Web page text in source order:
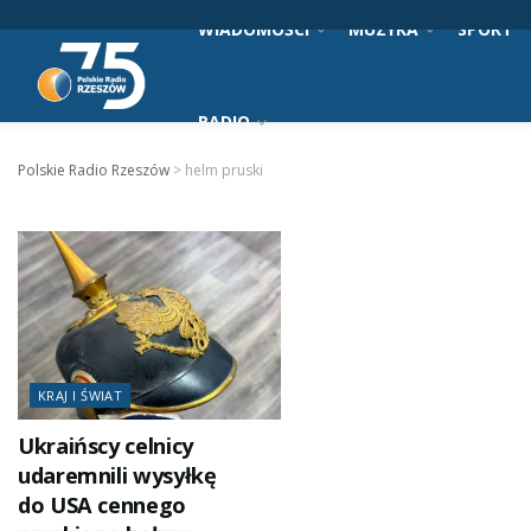
WIADOMOŚCI MUZYKA SPORT
RADIO
Polskie Radio Rzeszów > helm pruski
KRAJ I ŚWIAT
Ukraińscy celnicy
udaremnili wysyłkę
do USA cennego